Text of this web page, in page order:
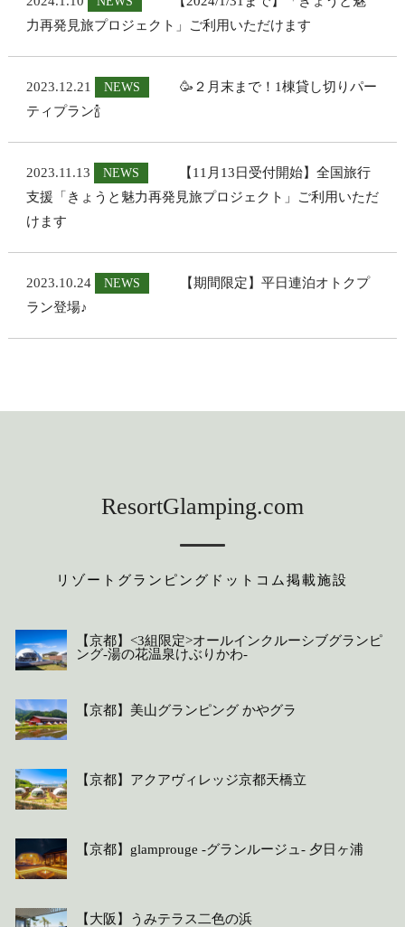
力再発見旅プロジェクト」ご利用いただけます
2023.12.21 NEWS
🥳２月末まで！1棟貸し切りパー
ティプラン🍾
2023.11.13 NEWS
【11月13日受付開始】全国旅行
支援「きょうと魅力再発見旅プロジェクト」ご利用いただ
けます
2023.10.24 NEWS
【期間限定】平日連泊オトクプ
ラン登場♪
ResortGlamping.com
リゾートグランピングドットコム掲載施設
【京都】<3組限定>オールインクルーシブグランピ
ング-湯の花温泉けぶりかわ-
【京都】美山グランピング かやグラ
【京都】アクアヴィレッジ京都天橋立
【京都】glamprouge -グランルージュ- 夕日ヶ浦
【大阪】うみテラス二色の浜